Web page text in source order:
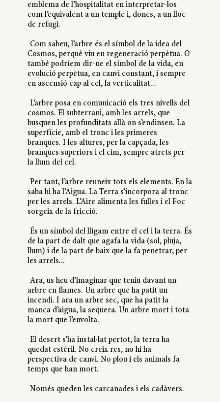
emblema de l’hospitalitat en interpretar-los
com l’equivalent a un temple i, doncs, a un lloc
de refugi.
Com sabeu, l’arbre és el símbol de la idea del
Cosmos, perquè viu en regeneració perpètua. O
també podríem dir-ne el símbol de la vida, en
evolució perpètua, en canvi constant, i sempre
en ascensió cap al cel, la verticalitat...
L’arbre posa en comunicació els tres nivells del
cosmos. El subterrani, amb les arrels, que
busquen les profunditats allà on s’endinsen. La
superfície, amb el tronc i les primeres
branques. I les altures, per la capçada, les
branques superiors i el cim, sempre atrets per
la llum del cel.
Per tant, l’arbre reuneix tots els elements. En la
saba hi ha l’Aigua. La Terra s’incorpora al tronc
per les arrels. L’Aire alimenta les fulles i el Foc
sorgeix de la fricció.
És un símbol del lligam entre el cel i la terra. És
de la part de dalt que agafa la vida (sol, pluja,
llum) i de la part de baix que la fa penetrar, per
les arrels...
Ara, us heu d’imaginar que teniu davant un
arbre en flames. Un arbre que ha patit un
incendi. I ara un arbre sec, que ha patit la
manca d’aigua, la sequera. Un arbre mort i tota
la mort que l’envolta.
El desert s’ha instal·lat pertot, la terra ha
quedat estèril. No creix res, no hi ha
perspectiva de canvi. No plou i els animals fa
temps que han mort.
Només queden les carcanades i els cadàvers.